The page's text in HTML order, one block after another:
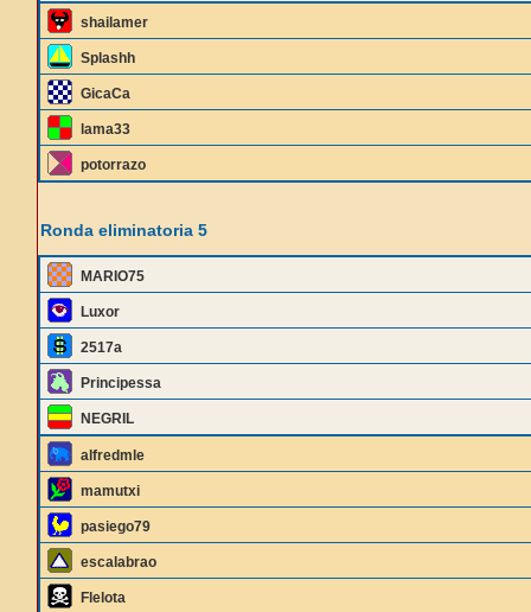
shailamer
Splashh
GicaCa
lama33
potorrazo
Ronda eliminatoria 5
MARIO75
Luxor
2517a
Principessa
NEGRIL
alfredmle
mamutxi
pasiego79
escalabrao
Flelota